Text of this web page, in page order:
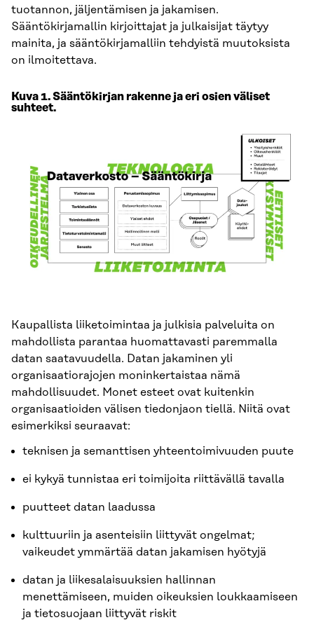
tuotannon, jäljentämisen ja jakamisen.
Sääntökirjamallin kirjoittajat ja julkaisijat täytyy
mainita, ja sääntökirjamalliin tehdyistä muutoksista
on ilmoitettava.
Kuva 1. Sääntökirjan rakenne ja eri osien väliset
suhteet.
Kaupallista liiketoimintaa ja julkisia palveluita on
mahdollista parantaa huomattavasti paremmalla
datan saatavuudella. Datan jakaminen yli
organisaatiorajojen moninkertaistaa nämä
mahdollisuudet. Monet esteet ovat kuitenkin
organisaatioiden välisen tiedonjaon tiellä. Niitä ovat
esimerkiksi seuraavat:
teknisen ja semanttisen yhteentoimivuuden puute
ei kykyä tunnistaa eri toimijoita riittävällä tavalla
puutteet datan laadussa
kulttuuriin ja asenteisiin liittyvät ongelmat;
vaikeudet ymmärtää datan jakamisen hyötyjä
datan ja liikesalaisuuksien hallinnan
menettämiseen, muiden oikeuksien loukkaamiseen
ja tietosuojaan liittyvät riskit